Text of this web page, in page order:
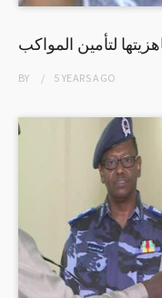
لتأمين المواكب
BY 5 YEARSAGO